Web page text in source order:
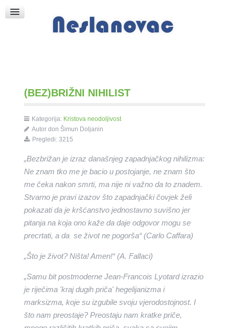
Crkva sv. Marka
Put k Bogu
(BEZ)BRIŽNI NIHILIST
Kategorija: Kristova neodoljivost
Autor don Šimun Doljanin
Pregledi: 3215
„Bezbrižan je izraz današnjeg zapadnjačkog nihilizma:
Ne znam tko me je bacio u postojanje, ne znam što
me čeka nakon smrti, ma nije ni važno da to znadem.
Stvarno je pravi izazov što zapadnjački čovjek želi
pokazati da je kršćanstvo jednostavno suvišno jer
pitanja na koja ono kaže da daje odgovor mogu se
precrtati, a da se život ne pogorša“ (Carlo Caffara)
„Što je život? Ništa! Amen!“ (A. Fallaci)
„Samu bit postmoderne Jean-Francois Lyotard izrazio
je riječima 'kraj dugih priča' hegelijanizma i
marksizma, koje su izgubile svoju vjerodostojnost. I
što nam preostaje? Preostaju nam kratke priče,